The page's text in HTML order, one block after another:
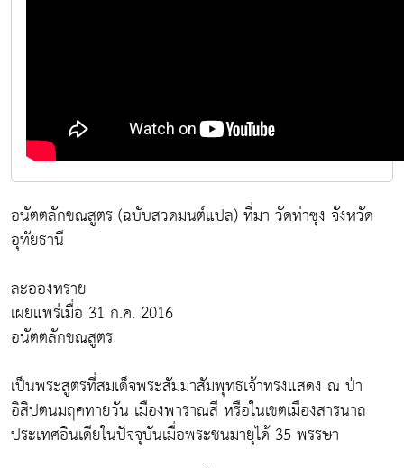
อนัตตลักขณสูตร (ฉบับสวดมนต์แปล) ที่มา วัดท่าซุง จังหวัด
อุทัยธานี
ละอองทราย
เผยแพร่เมื่อ 31 ก.ค. 2016
อนัตตลักขณสูตร
เป็นพระสูตรที่สมเด็จพระสัมมาสัมพุทธเจ้าทรงแสดง ณ ป่า
อิสิปตนมฤคทายวัน เมืองพาราณสี หรือในเขตเมืองสารนาถ
ประเทศอินเดียในปัจจุบันเมื่อพระชนมายุได้ 35 พรรษา